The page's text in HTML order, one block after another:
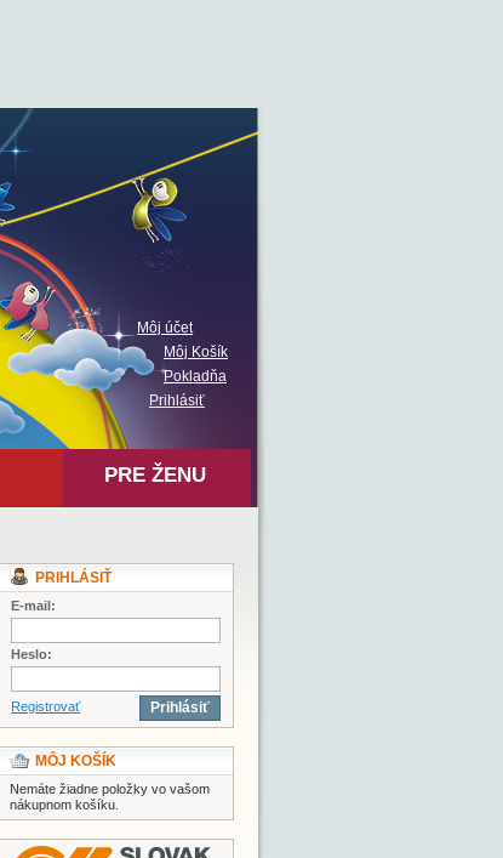
Môj účet
Môj Košík
Pokladňa
Prihlásiť
PRE ŽENU
PRIHLÁSIŤ
E-mail:
Heslo:
Registrovať Prihlásiť
MÔJ KOŠÍK
Nemáte žiadne položky vo vašom
nákupnom košíku.